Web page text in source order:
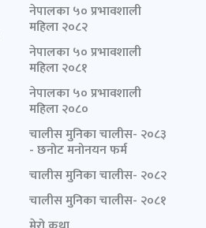
नेपालका ५० प्रभावशाली
महिला २०८२
नेपालका ५० प्रभावशाली
महिला २०८१
नेपालका ५० प्रभावशाली
महिला २०८०
चालीस मुनिका चालीस- २०८३
- छनोट मनोनयन फर्म
चालीस मुनिका चालीस- २०८२
चालीस मुनिका चालीस- २०८१